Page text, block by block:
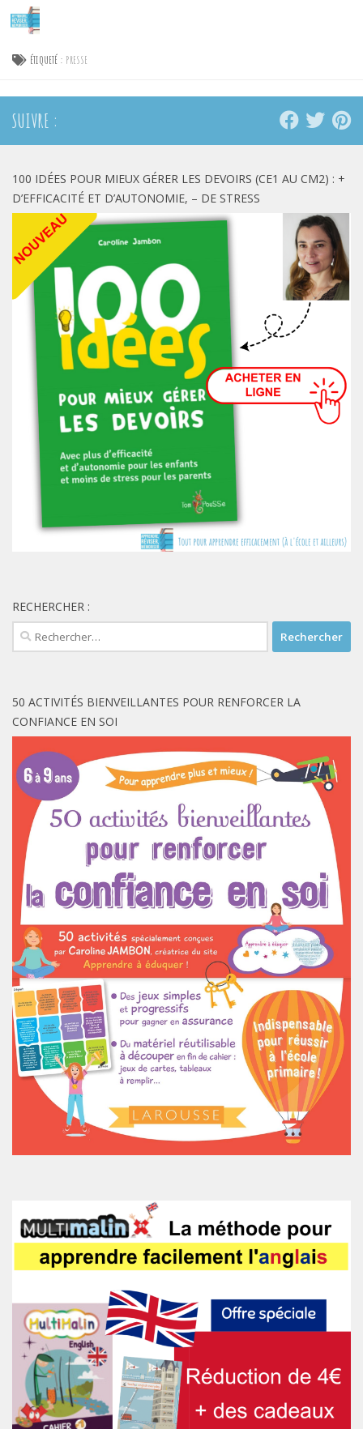
Skip to content
ÉTIQUETÉ : PRESSE
SUIVRE :
100 IDÉES POUR MIEUX GÉRER LES DEVOIRS (CE1 AU CM2) : +
D’EFFICACITÉ ET D’AUTONOMIE, – DE STRESS
RECHERCHER :
Rechercher :
50 ACTIVITÉS BIENVEILLANTES POUR RENFORCER LA
CONFIANCE EN SOI